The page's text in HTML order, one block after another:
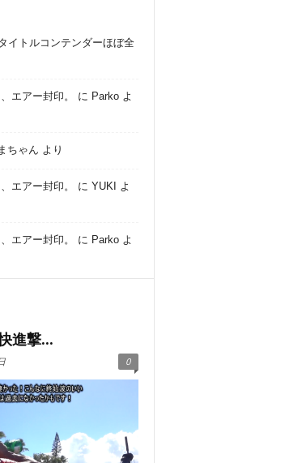
イトルコンテンダーほぼ全
エアー封印。 に Parkoよ
ちゃん より
エアー封印。 に YUKI よ
エアー封印。 に Parkoよ
進撃...
0